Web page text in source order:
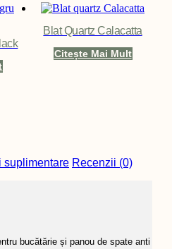
Blat Quartz Calacatta
Citește Mai Mult
suplimentare Recenzii (0)
bucătărie și panou de spate anti